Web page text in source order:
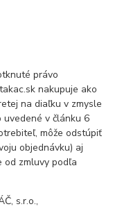
právo
nakupuje ako
na diaľku v zmysle
v článku 6
môže odstúpiť
objednávku) aj
od zmluvy podľa
s.r.o.,